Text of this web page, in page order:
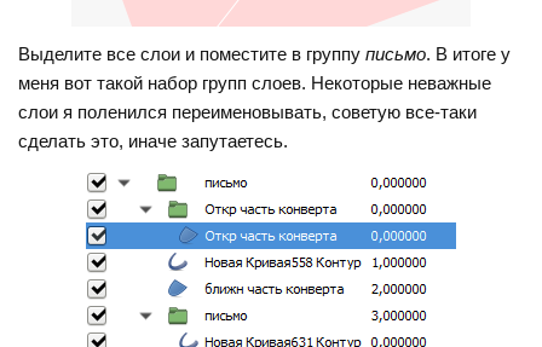
Выделите все слои и поместите в группуписьмо. В итоге у
меня вот такой набор групп слоев. Некоторые неважные
слои я поленился переименовывать, советую все-таки
сделать это, иначе запутаетесь.